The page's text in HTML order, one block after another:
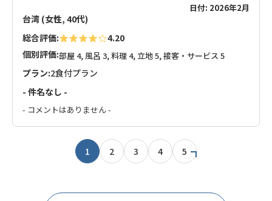
日付: 2026年2月
台湾 (女性, 40代)
総合評価:
4.20
個別評価:部屋 4, 風呂 3, 料理 4, 立地 5, 接客・サービス 5
プラン:2食付プラン
- 件名なし -
- コメントはありません -
1 2 3 4 5